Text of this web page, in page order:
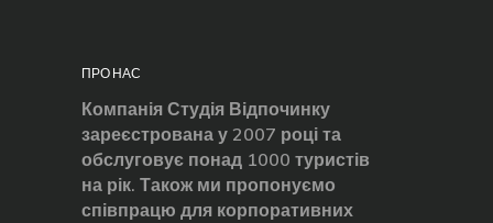
ПРО НАС
Компанія Студія Відпочинку
зареєстрована у 2007 році та
обслуговує понад 1000 туристів
на рік. Також ми пропонуємо
співпрацю для корпоративних